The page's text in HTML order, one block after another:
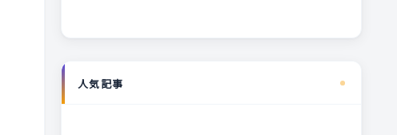
人気記事